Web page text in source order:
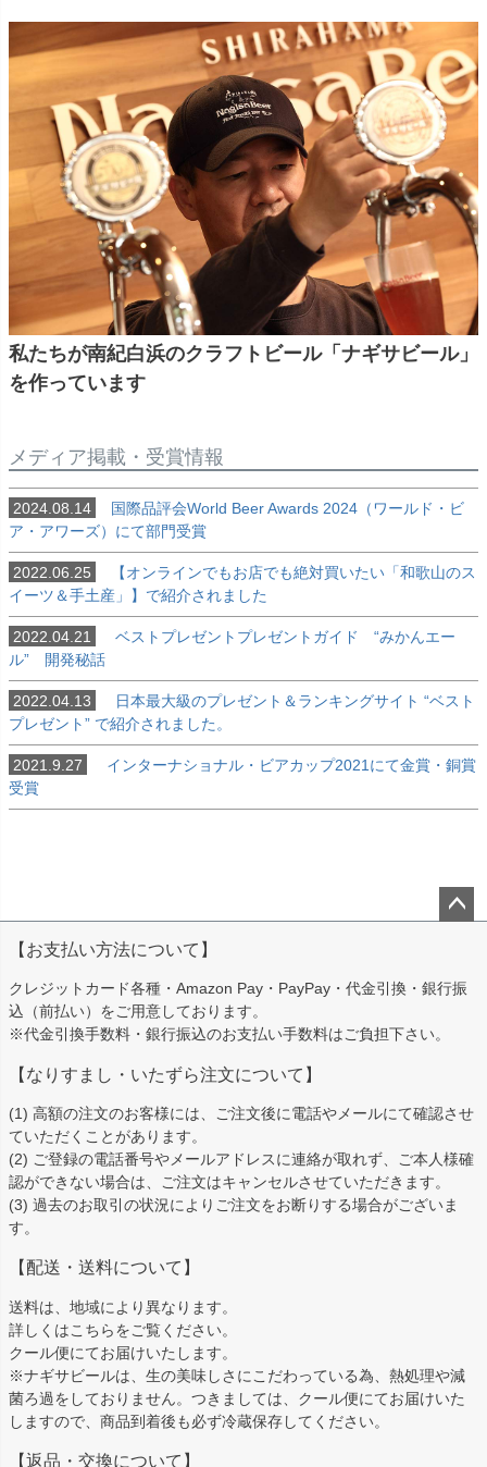
私たちが南紀白浜のクラフトビール「ナギサビール」
を作っています
メディア掲載・受賞情報
2024.08.14
国際品評会World Beer Awards 2024（ワールド・ビ
ア・アワーズ）にて部門受賞
2022.06.25
【オンラインでもお店でも絶対買いたい「和歌山のス
イーツ＆手土産」】で紹介されました
2022.04.21
ベストプレゼントプレゼントガイド “みかんエー
ル” 開発秘話
2022.04.13
日本最大級のプレゼント＆ランキングサイト “ベスト
プレゼント” で紹介されました。
2021.9.27
インターナショナル・ビアカップ2021にて金賞・銅賞
受賞
ップ
へ
【お支払い方法について】
クレジットカード各種・Amazon Pay・PayPay・代金引換・銀行振
込（前払い）をご用意しております。
※代金引換手数料・銀行振込のお支払い手数料はご負担下さい。
【なりすまし・いたずら注文について】
(1) 高額の注文のお客様には、ご注文後に電話やメールにて確認させ
ていただくことがあります。
(2) ご登録の電話番号やメールアドレスに連絡が取れず、ご本人様確
認ができない場合は、ご注文はキャンセルさせていただきます。
(3) 過去のお取引の状況によりご注文をお断りする場合がございま
す。
【配送・送料について】
送料は、地域により異なります。
詳しくはこちらをご覧ください。
クール便にてお届けいたします。
※ナギサビールは、生の美味しさにこだわっている為、熱処理や減
菌ろ過をしておりません。つきましては、クール便にてお届けいた
しますので、商品到着後も必ず冷蔵保存してください。
【返品・交換について】